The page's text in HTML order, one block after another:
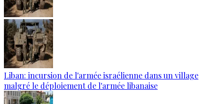
Liban: incursion de l'armée israélienne dans un village
malgré le déploiement de l'armée libanaise